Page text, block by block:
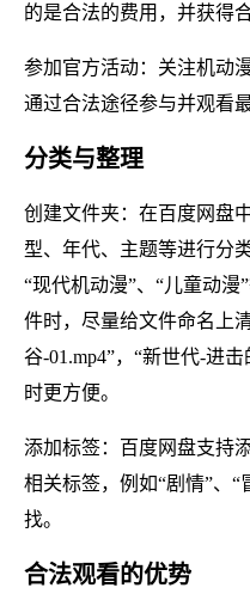
的是合法的费用，并获得
参加官方活动：关注机动
通过合法途径参与并观看
分类与整理
创建文件夹：在百度网盘
型、年代、主题等进行分
“现代机动漫”、“儿童动
件时，尽量给文件命名上
谷-01.mp4”，“新世代-进
时更方便。
添加标签：百度网盘支持
相关标签，例如“剧情”、“
找。
合法观看的优势